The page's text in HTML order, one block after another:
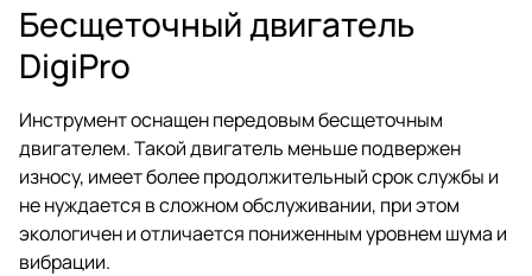
Бесщеточный двигатель
DigiPro
Инструмент оснащен передовым бесщеточным
двигателем. Такой двигатель меньше подвержен
износу, имеет более продолжительный срок службы и
не нуждается в сложном обслуживании, при этом
экологичен и отличается пониженным уровнем шума и
вибрации.